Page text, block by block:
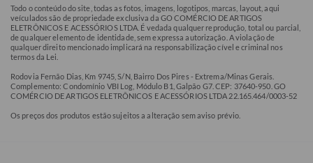
Todo o conteúdo do site, todas as fotos, imagens, logotipos, marcas, layout, aqui
veículados são de propriedade exclusiva da GO COMÉRCIO DE ARTIGOS
ELETRÔNICOS E ACESSÓRIOS LTDA. É vedada qualquer reprodução, total ou parcial,
de qualquer elemento de identidade, sem expressa autorização. A violação de
qualquer direito mencionado implicará na responsabilização cível e criminal nos
termos da Lei.
Rodovia Fernão Dias, Km 9745, S/N, Bairro Dos Pires - Extrema/Minas Gerais.
Complemento: Condomínio VBI Log, Módulo B1, Galpão G7. CEP: 37640-950. GO
COMÉRCIO DE ARTIGOS ELETRÔNICOS E ACESSÓRIOS LTDA 22.165.464/0003-52
Os preços dos produtos estão sujeitos a alteração sem aviso prévio.